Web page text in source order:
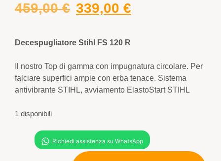
459,00€ 339,00 €
Decespugliatore Stihl FS 120 R
Il nostro Top di gamma con impugnatura circolare. Per
falciare superfici ampie con erba tenace. Sistema
antivibrante STIHL, avviamento ElastoStart STIHL
1 disponibili